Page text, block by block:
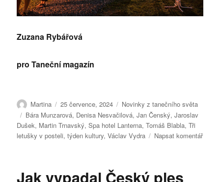
Zuzana Rybářová
pro Taneční magazín
Autor:
Martina Publikováno:
25 července, 2024 Rubriky:
Novinky z tanečního světa
Štítky:
Bára Munzarová, Denisa Nesvačilová,Jan Čenský,Jaroslav
Dušek, Martin Trnavský,Spa hotel Lanterna,Tomáš Blabla,Tři
letušky v posteli,týden kultury,Václav Vydra Napsat komentářpro
Jak vypadal Český ples